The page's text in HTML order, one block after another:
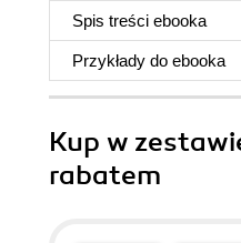
Spis treści ebooka
Przykłady do ebooka
Kup w
rabatem